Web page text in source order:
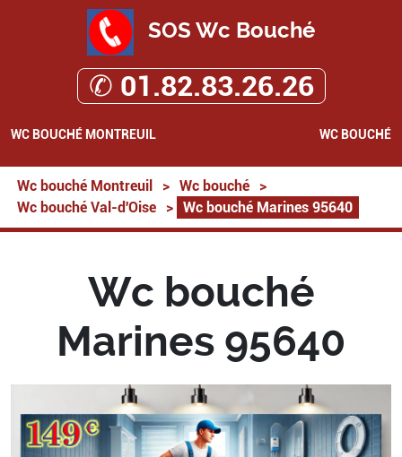
SOS Wc Bouché
✆ 01.82.83.26.26
WC BOUCHÉ MONTREUIL WC BOUCHÉ
Wc bouché Montreuil > Wc bouché
>
Wc bouché Val-d'Oise
> Wc bouché Marines 95640
Wc bouché
Marines 95640